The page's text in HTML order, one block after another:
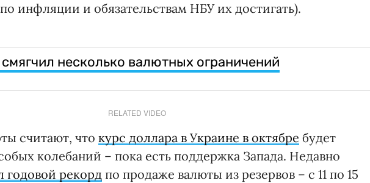
инфляции и обязательствам НБУ их достигать).
несколько валютных ограничений
RELATED VIDEO
считают, что курс доллара в Украине в октябре будет
колебаний – пока есть поддержка Запада. Недавно
годовой рекорд по продаже валюты из резервов – с 11 по 15